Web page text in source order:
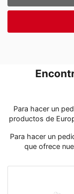
Para hacer un
productos de
Para hacer un
que ofrece